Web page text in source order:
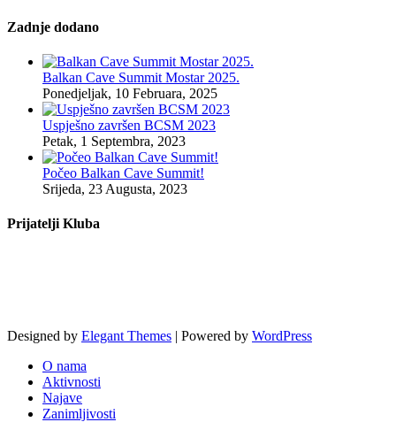
Zadnje dodano
Balkan Cave Summit Mostar 2025.
Ponedjeljak, 10 Februara, 2025
Uspješno završen BCSM 2023
Petak, 1 Septembra, 2023
Počeo Balkan Cave Summit!
Srijeda, 23 Augusta, 2023
Prijatelji Kluba
Designed by Elegant Themes | Powered by WordPress
O nama
Aktivnosti
Najave
Zanimljivosti